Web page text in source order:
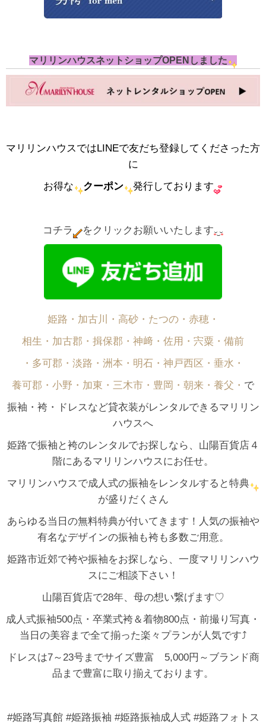
マリリンハウスネットショップOPENしました
マリリンハウスではLINEで友だち登録してくださった方
に
お得な
クーポン 発行しております
コチラ をクリックお願いいたします
姫路・加古川・高砂・たつの・赤穂・
相生・加古郡・揖保郡・神﨑・佐用・宍粟・備前
・多可郡・淡路・洲本・明石・神戸西区・垂水・
養可郡・小野・加東・三木市・豊岡・朝来・養父・ で
振袖・袴・ドレスなど貸衣装がレンタルできるマリリン
ハウスへ
姫路で振袖と袴のレンタルでお探しなら、山陽百貨店４
階にあるマリリンハウスにお任せ。
マリリンハウスで成人式の振袖をレンタルすると特典
が盛りだくさん
あらゆる当日の無料特典が付いてきます！人気の振袖や
有名なデザインの振袖も袴も多数ご用意。
姫路市近郊で袴や振袖をお探しなら、一度マリリンハウ
スにご相談下さい！
山陽百貨店で28年、母の想い繋げます♡
成人式振袖500点・卒業式袴＆着物800点・前撮り写真・
当日の美容まで全て揃った楽々プランが人気です⤴
ドレスは7～23号までサイズ豊富 5,000円～ブランド商
品まで豊富に取り揃えております。
#姫路写真館 #姫路振袖 #姫路振袖成人式 #姫路フォトス